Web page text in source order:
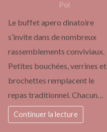
Pol
Le buffet apero dinatoire
s’invite dans de nombreux
rassemblements conviviaux.
Petites bouchées, verrines et
brochettes remplacent le
repas traditionnel. Chacun…
Continuer la lecture